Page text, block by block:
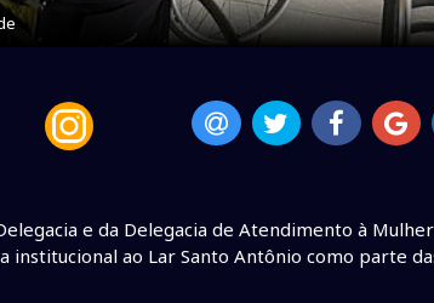
e da Delegacia de Atendimento à
ao Lar Santo Antônio como parte